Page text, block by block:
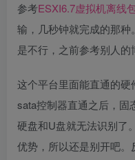
参考ESXI6.7虚拟机离线
输，几秒钟就完成的那
是不行，之前参考别人的
这个平台里面能直通的
sata控制器直通之后，
硬盘和U盘就无法识别了
优势，所以还是别开吧。